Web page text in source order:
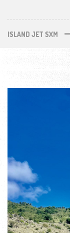
ISLAND JET SXM